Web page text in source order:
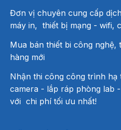
Đơn vị chuyên cung cấp
máy in, thiết bị mạng - wifi,
Mua bán thiết bi công nghệ,
hàng mới
Nhận thi công công trình hạ
camera - lắp ráp phòng lab
với chi phí tối ưu nhất!